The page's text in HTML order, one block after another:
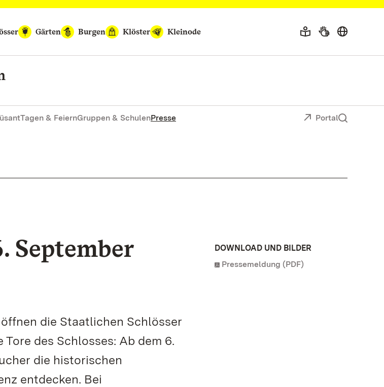
Gärten Burgen Klöster Kleinode
Tagen & FeiernGruppen & SchulenPresse Portal
September
die Staatlichen Schlösser
des Schlosses: Ab dem 6.
die historischen
entdecken. Bei
DOWNLOAD UND BILDER
Pressemeldung (PDF)